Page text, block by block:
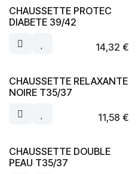
CHAUSSETTE PROTEC
DIABETE 39/42
14,32 €
CHAUSSETTE RELAXANTE
NOIRE T35/37
11,58 €
CHAUSSETTE DOUBLE
PEAU T35/37